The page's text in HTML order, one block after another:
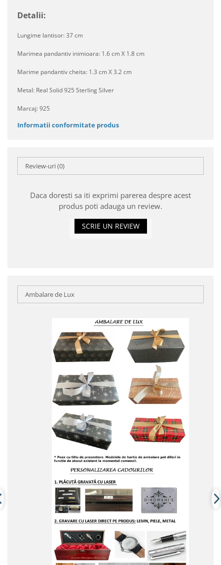
Detalii:
Lungime lantisor: 37 cm
Marimea pandantiv inimioara: 1.6 cm X 1.8 cm
Marime pandantiv cheita: 1.3 cm X 3.2 cm
Metal: Real Solid 925 Sterling Silver
Marcaj: 925
Informatii conformitate produs
Review-uri(0)
Daca doresti sa iti exprimi parerea despre acest
produs poti adauga un review.
SCRIE UN REVIEW
Ambalare de Lux